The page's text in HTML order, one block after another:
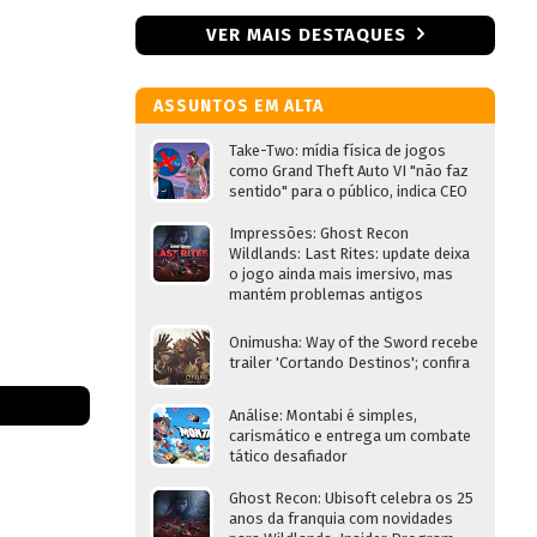
VER MAIS DESTAQUES
ASSUNTOS EM ALTA
Take-Two: mídia física de jogos
como Grand Theft Auto VI "não faz
sentido" para o público, indica CEO
Impressões: Ghost Recon
Wildlands: Last Rites: update deixa
o jogo ainda mais imersivo, mas
mantém problemas antigos
Onimusha: Way of the Sword recebe
trailer 'Cortando Destinos'; confira
Análise: Montabi é simples,
carismático e entrega um combate
tático desafiador
Ghost Recon: Ubisoft celebra os 25
anos da franquia com novidades